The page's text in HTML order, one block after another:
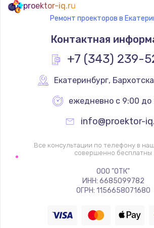
proektor-iq.ru
Ремонт проекторов в
Контактная
+7 (343) 239-
Екатеринбург,
ежедневно с 9:00 до
info@proektor-
Все консультации по телефону в
совершенно бесплатны
ООО "ОТК"
ИНН: 6685099782
ОГРН: 1156658071680